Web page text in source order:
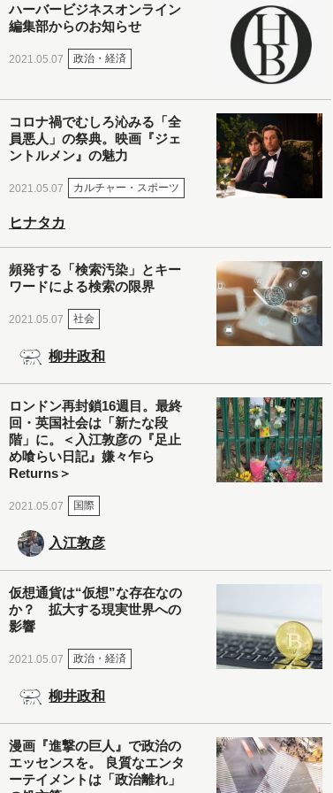
ハーバービジネスオンライン
編集部からのお知らせ
2021.05.07 政治・経済
コロナ禍でむしろ沁みる「全
員悪人」の祭典。映画『ジェ
ントルメン』の魅力
2021.05.07 カルチャー・スポーツ
ヒナタカ
頻発する「検索汚染」とキー
ワードによる検索の限界
2021.05.07 社会
柳井政和
ロンドン再封鎖16週目。最終
回・英国社会は「新たな段
階」に。＜入江敦彦の『足止
め喰らい日記』嫌々乍ら
Returns＞
2021.05.07 国際
入江敦彦
仮想通貨は“仮想”な存在なの
か？ 拡大する現実世界への
影響
2021.05.07 政治・経済
柳井政和
漫画『進撃の巨人』で政治の
エッセンスを。 良質なエンタ
ーテイメントは「政治離れ」